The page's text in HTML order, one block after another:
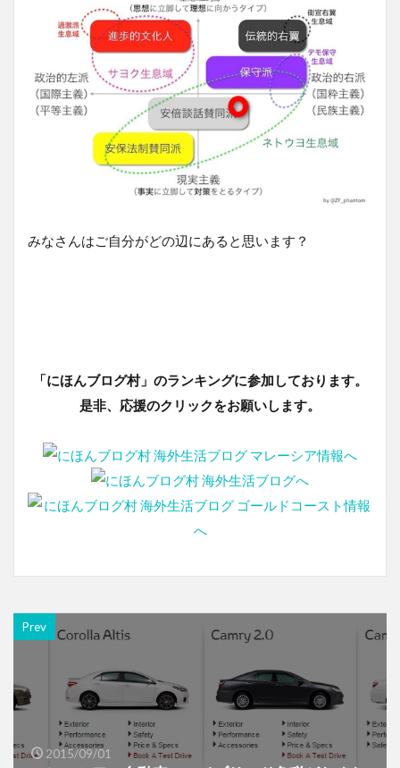
みなさんはご自分がどの辺にあると思います？
「にほんブログ村」のランキングに参加しております。
是非、応援のクリックをお願いします。
Prev
2015/09/01